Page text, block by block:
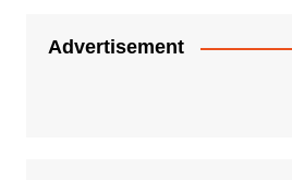
Advertisement